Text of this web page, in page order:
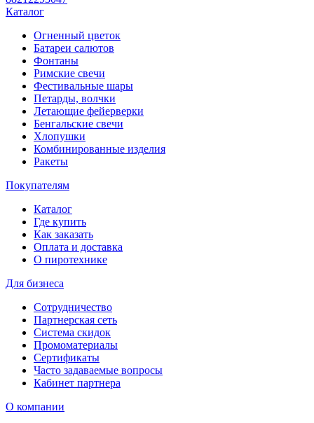
Каталог
Огненный цветок
Батареи салютов
Фонтаны
Римские свечи
Фестивальные шары
Петарды, волчки
Летающие фейерверки
Бенгальские свечи
Хлопушки
Комбинированные изделия
Ракеты
Покупателям
Каталог
Где купить
Как заказать
Оплата и доставка
О пиротехнике
Для бизнеса
Сотрудничество
Партнерская сеть
Система скидок
Промоматериалы
Сертификаты
Часто задаваемые вопросы
Кабинет партнера
О компании